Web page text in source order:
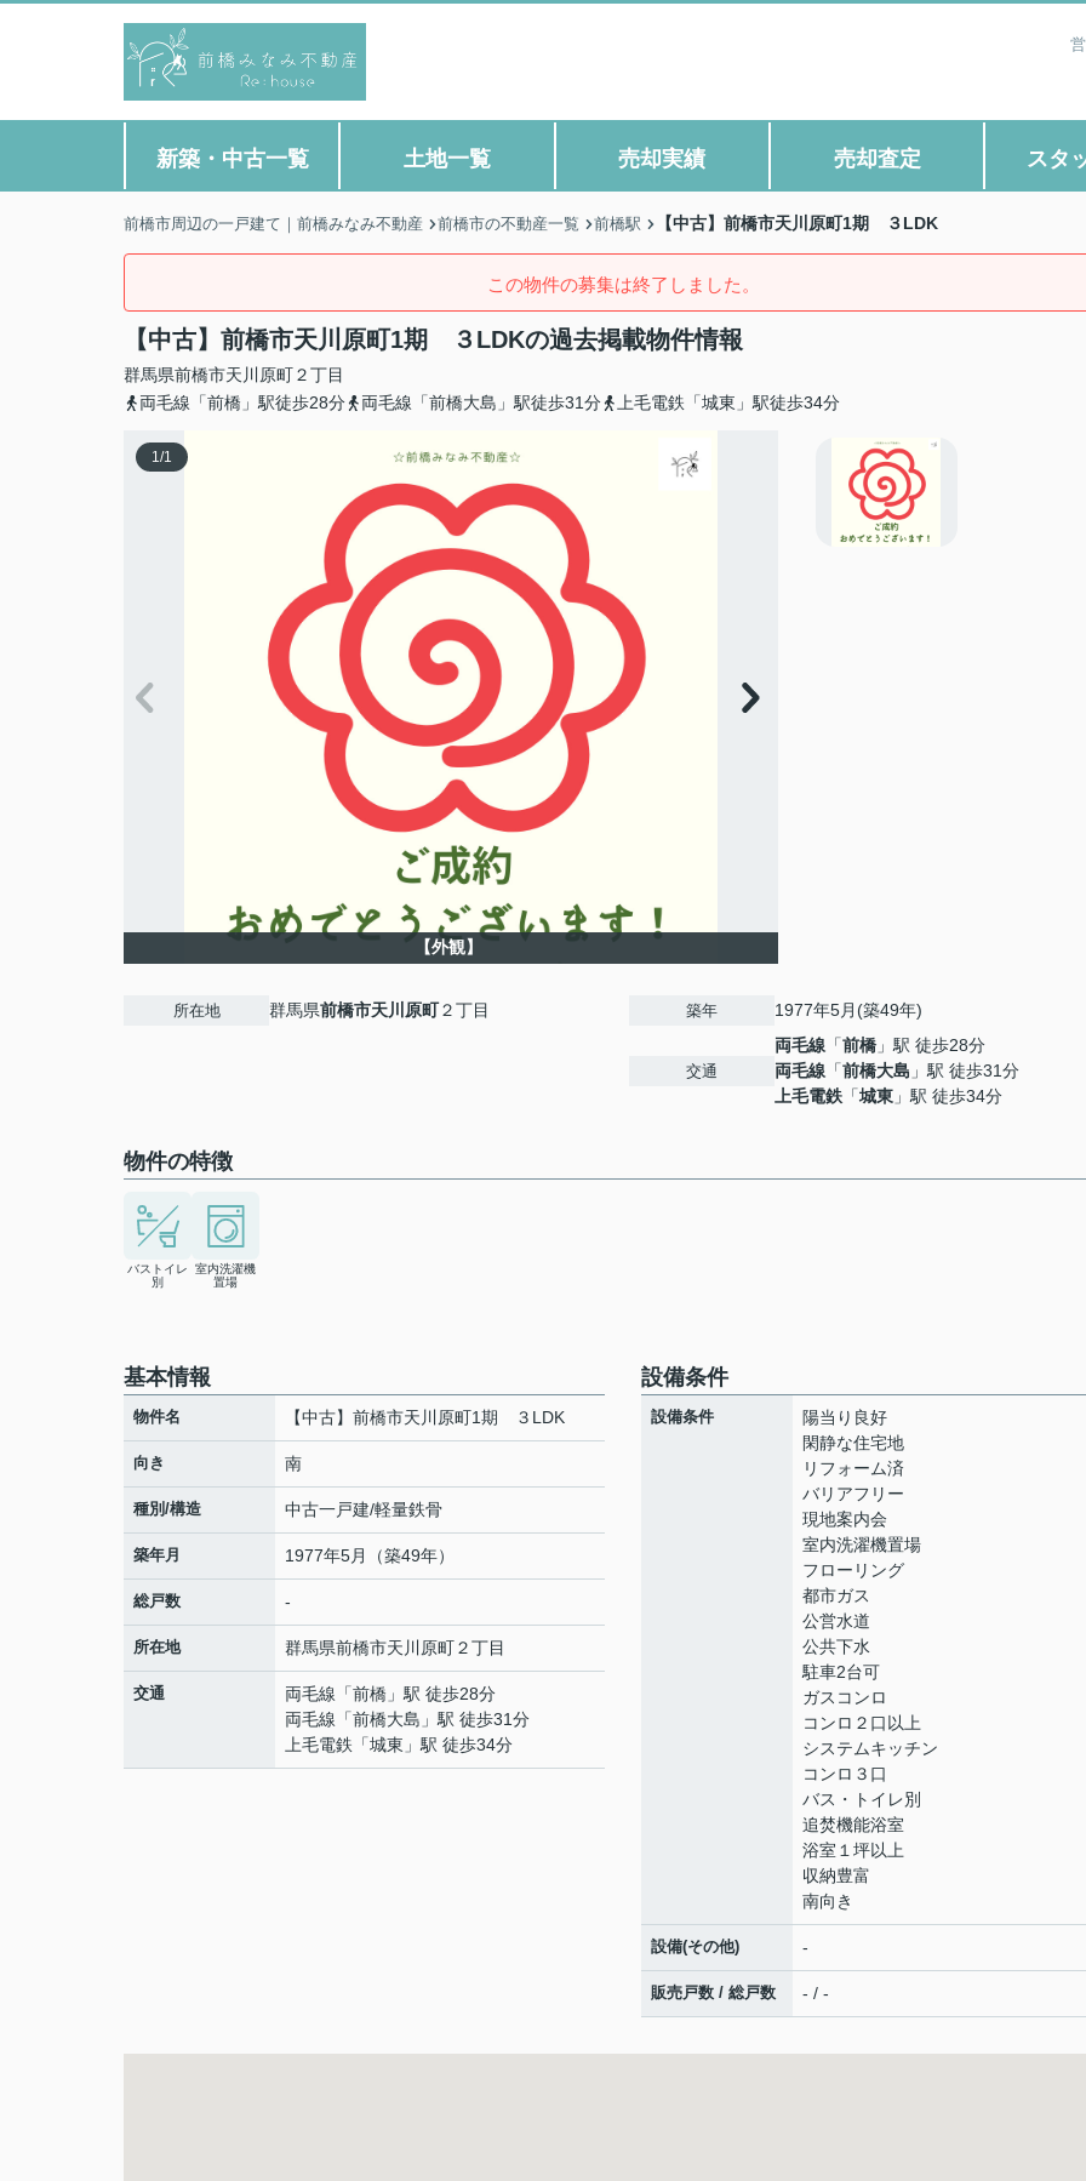
新築・中古一覧 土地一覧 売却実績 売却査定 スタ
前橋市周辺の一戸建て｜前橋みなみ不動産 前橋市の不動産一覧 前橋駅 【中古】前橋市天川原町1期 ３LDK
この物件の募集は終了しました。
【中古】前橋市天川原町1期 ３LDKの過去掲載物件情報
群馬県前橋市天川原町２丁目
両毛線「前橋」駅徒歩28分
両毛線「前橋大島」駅徒歩31分 上毛電鉄「城東」駅徒歩34分
1/1
【外観】
所在地 群馬県前橋市天川原町２丁目 築年 1977年5月(築49年)
交通
両毛線 「前橋 」駅 徒歩28分
両毛線 「前橋大島 」駅 徒歩31分
上毛電鉄 「城東 」駅 徒歩34分
物件の特徴
バストイレ
別
室内洗濯機
置場
基本情報
物件名 【中古】前橋市天川原町1期 ３LDK
向き 南
種別/構造 中古一戸建/軽量鉄骨
築年月 1977年5月（築49年）
総戸数 -
所在地 群馬県前橋市天川原町２丁目
交通 両毛線 「前橋 」駅 徒歩28分
両毛線 「前橋大島 」駅 徒歩31分
上毛電鉄 「城東 」駅 徒歩34分
設備条件
設備条件
陽当り良好
閑静な住宅地
リフォーム済
バリアフリー
現地案内会
室内洗濯機置場
フローリング
都市ガス
公営水道
公共下水
駐車2台可
ガスコンロ
コンロ２口以上
システムキッチン
コンロ３口
バス・トイレ別
追焚機能浴室
浴室１坪以上
収納豊富
南向き
設備(その他) -
販売戸数 / 総戸数 - / -